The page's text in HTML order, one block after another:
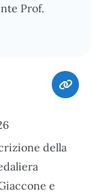
Prof.
della
e